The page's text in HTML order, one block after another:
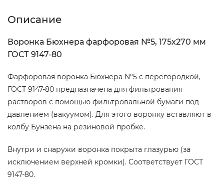
Описание
Воронка Бюхнера фарфоровая №5, 175х270 мм
ГОСТ 9147-80
Фарфоровая воронка Бюхнера №5 с перегородкой,
ГОСТ 9147-80 предназначена для фильтрования
растворов с помощью фильтровальной бумаги под
давлением (вакуумом). Для этого воронку вставляют в
колбу Бунзена на резиновой пробке.
Внутри и снаружи воронка покрыта глазурью (за
исключением верхней кромки). Соответствует ГОСТ
9147-80.